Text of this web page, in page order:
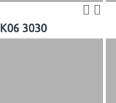
K06 3030